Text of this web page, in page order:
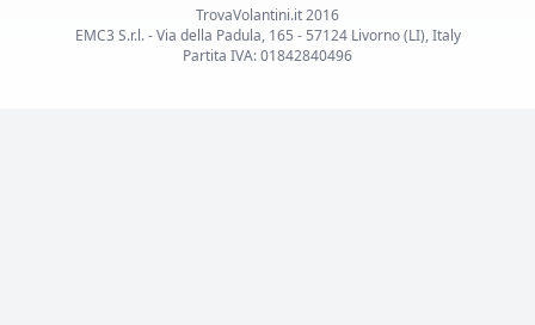
TrovaVolantini.it 2016
EMC3 S.r.l. - Via della Padula, 165 - 57124 Livorno (LI), Italy
Partita IVA: 01842840496